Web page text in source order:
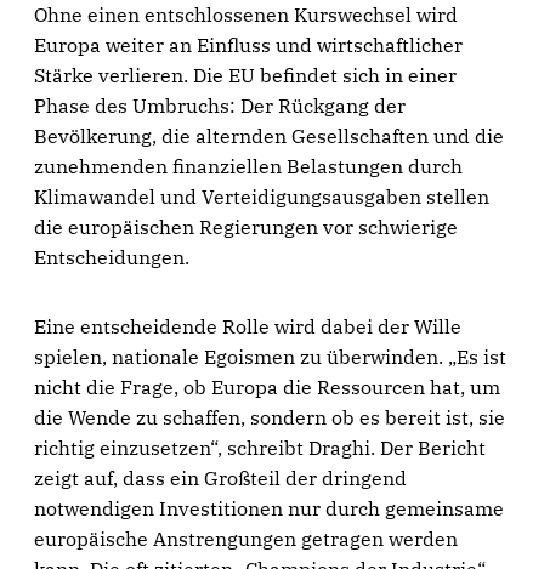
Ohne einen entschlossenen Kurswechsel wird
Europa weiter an Einfluss und wirtschaftlicher
Stärke verlieren. Die EU befindet sich in einer
Phase des Umbruchs: Der Rückgang der
Bevölkerung, die alternden Gesellschaften und die
zunehmenden finanziellen Belastungen durch
Klimawandel und Verteidigungsausgaben stellen
die europäischen Regierungen vor schwierige
Entscheidungen.
Eine entscheidende Rolle wird dabei der Wille
spielen, nationale Egoismen zu überwinden. „Es ist
nicht die Frage, ob Europa die Ressourcen hat, um
die Wende zu schaffen, sondern ob es bereit ist, sie
richtig einzusetzen“, schreibt Draghi. Der Bericht
zeigt auf, dass ein Großteil der dringend
notwendigen Investitionen nur durch gemeinsame
europäische Anstrengungen getragen werden